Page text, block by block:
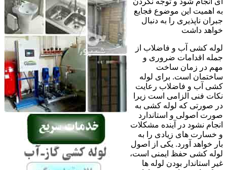
به اهمیت این موضوع فجایع
جبران ناپذیری را به دنبال
خواهد داشت
لوله کشی آب و فاضلاب از
جمله اقدامات ضروری و
مهم در زمان ساخت
ساختمان است. برای لوله
کشی آب و فاضلاب رعایت
نکات فنی الزامی است زیرا
در صورتی که لوله کشی به
صورت اصولی و استاندارد
انجام نشود در آینده مشکلات
و خسارت های زیادی را به
بار خواهد آورد. یکی از اصول
لوله کشی حفظ ایمنی است،
غیر استاندار بودن لوله ها